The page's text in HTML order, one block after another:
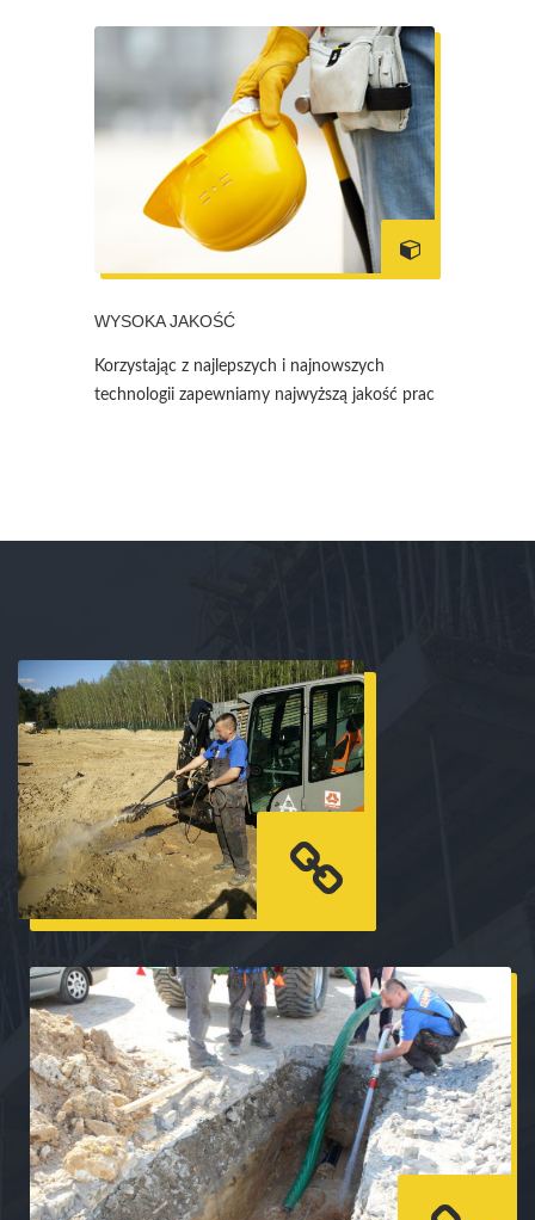
WYSOKA JAKOŚĆ
Korzystając z najlepszych i najnowszych
technologii zapewniamy najwyższą jakość prac